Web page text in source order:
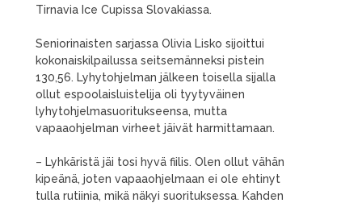
Tirnavia Ice Cupissa Slovakiassa.
Seniorinaisten sarjassa Olivia Lisko sijoittui
kokonaiskilpailussa seitsemänneksi pistein
130,56. Lyhytohjelman jälkeen toisella sijalla
ollut espoolaisluistelija oli tyytyväinen
lyhytohjelmasuoritukseensa, mutta
vapaaohjelman virheet jäivät harmittamaan.
– Lyhkäristä jäi tosi hyvä fiilis. Olen ollut vähän
kipeänä, joten vapaaohjelmaan ei ole ehtinyt
tulla rutiinia, mikä näkyi suorituksessa. Kahden